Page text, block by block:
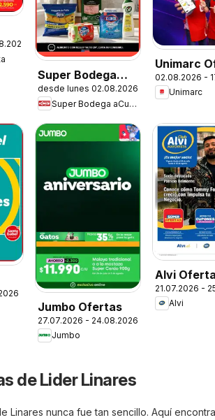
Super Bodega
aCuenta Ofertas
desde lunes 02.08.2026
Super Bodega aCuenta
Unimarc
02.08.2026 -
Unimarc
Jumbo Ofertas
27.07.2026 - 24.08.2026
Jumbo
Alvi
21.07.2026 -
Alvi
de Lider Linares
Linares nunca fue tan sencillo. Aquí